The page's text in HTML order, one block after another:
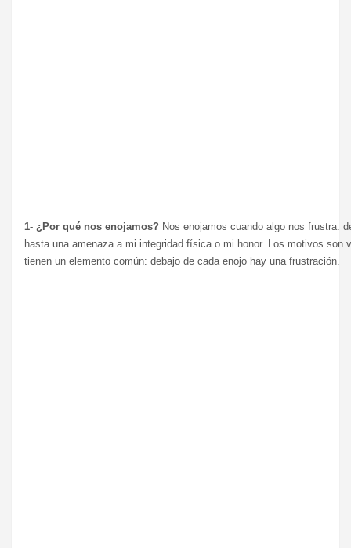
1- ¿Por qué nos enojamos? Nos enojamos cuando algo nos frustra:
hasta una amenaza a mi integridad física o mi honor. Los motivos
tienen un elemento común: debajo de cada enojo hay una frustración.